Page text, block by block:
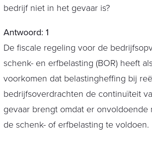
bedrijf niet in het gevaar is?
Antwoord: 1
De fiscale regeling voor de
schenk- en erfbelasting (BOR) heeft
voorkomen dat belastingheffing bij
bedrijfsoverdrachten de continuïteit
gevaar brengt omdat er onvoldoende
de schenk- of erfbelasting te voldoen.